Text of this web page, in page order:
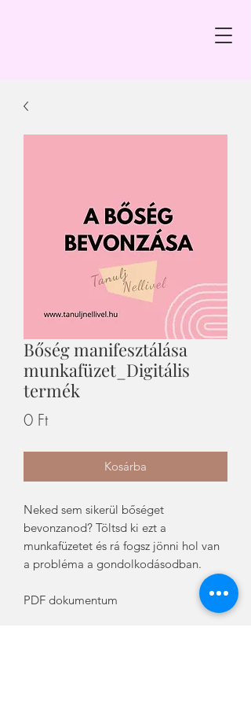
Bőség manifesztálása
munkafüzet_Digitális
termék
0 FtÁr
Kosárba
Neked sem sikerül bőséget
bevonzanod? Töltsd ki ezt a
munkafüzetet és rá fogsz jönni hol van
a probléma a gondolkodásodban.
PDF dokumentum